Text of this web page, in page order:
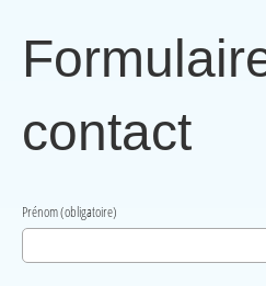
contact
Prénom (obligatoire)